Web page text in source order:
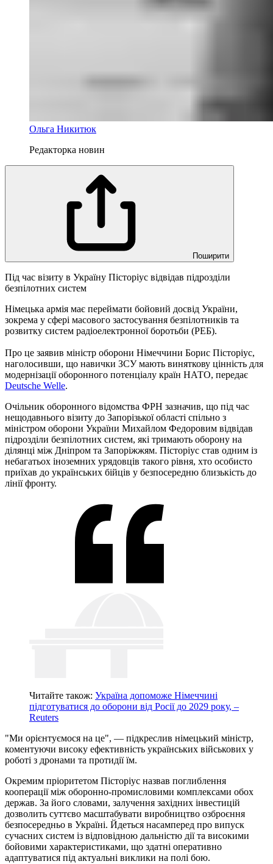
Ольга Никитюк
Редакторка новин
Поширити
Під час візиту в Україну Пісторіус відвідав підрозділи
безпілотних систем
Німецька армія має переймати бойовий досвід України,
зокрема у сфері масового застосування безпілотників та
розвитку систем радіоелектронної боротьби (РЕБ).
Про це заявив міністр оборони Німеччини Борис Пісторіус,
наголосивши, що навички ЗСУ мають виняткову цінність для
модернізації оборонного потенціалу країн НАТО, передає
Deutsche Welle.
Очільник оборонного відомства ФРН зазначив, що під час
нещодавнього візиту до Запорізької області спільно з
міністром оборони України Михайлом Федоровим відвідав
підрозділи безпілотних систем, які тримають оборону на
ділянці між Дніпром та Запоріжжям. Пісторіус став одним із
небагатьох іноземних урядовців такого рівня, хто особисто
приїхав до українських бійців у безпосередню близькість до
лінії фронту.
Читайте також: Україна допоможе Німеччині
підготуватися до оборони від Росії до 2029 року, –
Reuters
"Ми орієнтуємося на це", — підкреслив німецький міністр,
коментуючи високу ефективність українських військових у
роботі з дронами та протидії їм.
Окремим пріоритетом Пісторіус назвав поглиблення
кооперації між оборонно-промисловими комплексами обох
держав. За його словами, залучення західних інвестицій
дозволить суттєво масштабувати виробництво озброєння
безпосередньо в Україні. Йдеться насамперед про випуск
сучасних систем із відповідною дальністю дії та високими
бойовими характеристиками, що здатні оперативно
адаптуватися під актуальні виклики на полі бою.